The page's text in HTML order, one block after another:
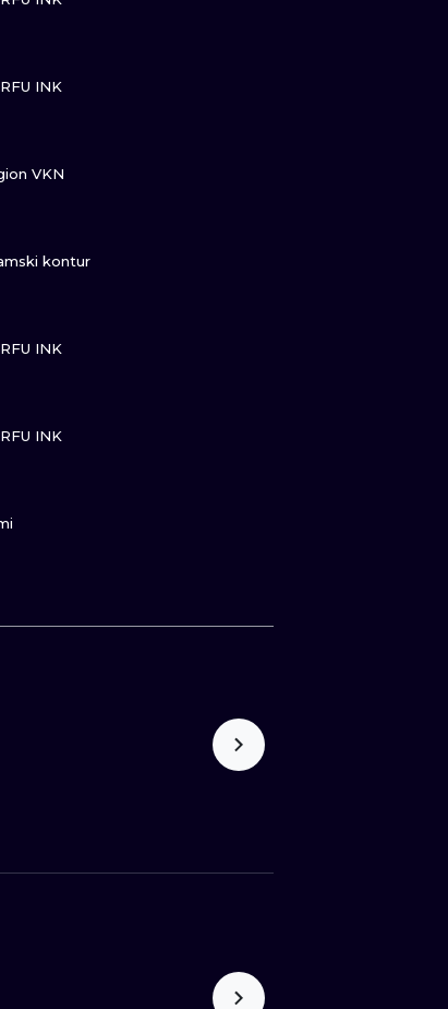
INK
VKN
kontur
INK
INK